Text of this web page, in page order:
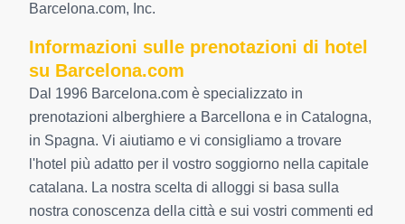
Barcelona.com, Inc.
Informazioni sulle prenotazioni di hotel
su Barcelona.com
Dal 1996 Barcelona.com è specializzato in
prenotazioni alberghiere a Barcellona e in Catalogna,
in Spagna. Vi aiutiamo e vi consigliamo a trovare
l'hotel più adatto per il vostro soggiorno nella capitale
catalana. La nostra scelta di alloggi si basa sulla
nostra conoscenza della città e sui vostri commenti ed